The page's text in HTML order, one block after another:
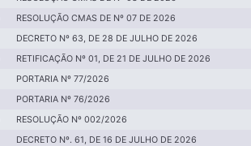
RESOLUÇÃO CMAS DE Nº 07 DE 2026
DECRETO Nº 63, DE 28 DE JULHO DE 2026
RETIFICAÇÃO Nº 01, DE 21 DE JULHO DE 2026
PORTARIA Nº 77/2026
PORTARIA Nº 76/2026
RESOLUÇÃO Nº 002/2026
DECRETO Nº. 61, DE 16 DE JULHO DE 2026